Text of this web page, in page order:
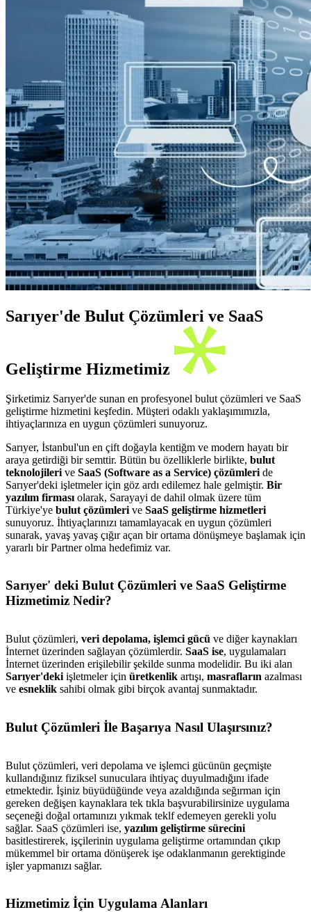
Sarıyer'de Bulut Çözümleri ve SaaS
Geliştirme Hizmetimiz
Şirketimiz Sarıyer'de sunan en profesyonel bulut çözümleri ve SaaS
geliştirme hizmetini keşfedin. Müşteri odaklı yaklaşımımızla,
ihtiyaçlarınıza en uygun çözümleri sunuyoruz.
Sarıyer, İstanbul'un en çift doğayla kentiğm ve modern hayatı bir
araya getirdiği bir semttir. Bütün bu özelliklerle birlikte, bulut
teknolojileri ve SaaS (Software as a Service) çözümleri de
Sarıyer'deki işletmeler için göz ardı edilemez hale gelmiştir. Bir
yazılım firması olarak, Sarayayi de dahil olmak üzere tüm
Türkiye'ye bulut çözümleri ve SaaS geliştirme hizmetleri
sunuyoruz. İhtiyaçlarınızı tamamlayacak en uygun çözümleri
sunarak, yavaş yavaş çığır açan bir ortama dönüşmeye başlamak için
yararlı bir Partner olma hedefimiz var.
Sarıyer' deki Bulut Çözümleri ve SaaS Geliştirme
Hizmetimiz Nedir?
Bulut çözümleri, veri depolama, işlemci gücü ve diğer kaynakları
İnternet üzerinden sağlayan çözümlerdir. SaaS ise, uygulamaları
İnternet üzerinden erişilebilir şekilde sunma modelidir. Bu iki alan
Sarıyer'deki işletmeler için üretkenlik artışı, masrafların azalması
ve esneklik sahibi olmak gibi birçok avantaj sunmaktadır.
Bulut Çözümleri İle Başarıya Nasıl Ulaşırsınız?
Bulut çözümleri, veri depolama ve işlemci gücünün geçmişte
kullandığınız fiziksel sunuculara ihtiyaç duyulmadığını ifade
etmektedir. İşiniz büyüdüğünde veya azaldığında seğırman için
gereken değişen kaynaklara tek tıkla başvurabilirsinize uygulama
seçeneği doğal ortamınızı yıkmak teklf edemeyen gerekli yolu
sağlar. SaaS çözümleri ise, yazılım geliştirme sürecini
basitlestirerek, işçilerinin uygulama geliştirme ortamından çıkıp
mükemmel bir ortama dönüşerek işe odaklanmanın gerektiginde
işler yapmanızı sağlar.
Hizmetimiz İçin Uygulama Alanları